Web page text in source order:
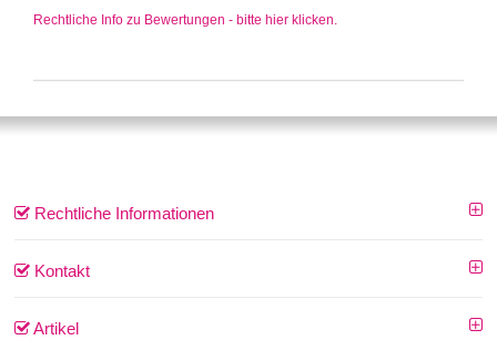
Rechtliche Info zu Bewertungen - bitte hier klicken.
Rechtliche Informationen
Kontakt
Artikel